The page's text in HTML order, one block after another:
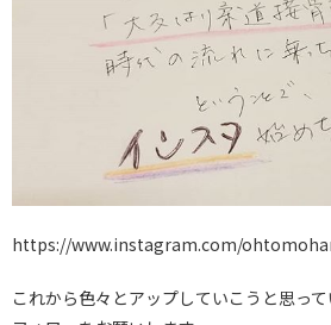
https://www.instagram.com/
これから色々とアップしていこうと思っ